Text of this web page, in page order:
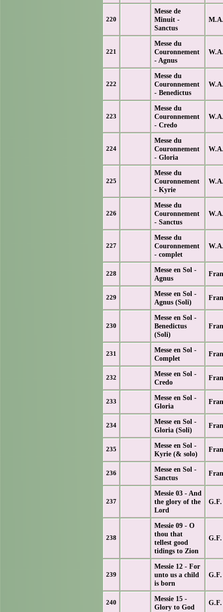
220
Messe de
Minuit -
Sanctus
221
Messe du
Couronnement
- Agnus
222
Messe du
Couronnement
- Benedictus
223
Messe du
Couronnement
- Credo
224
Messe du
Couronnement
- Gloria
225
Messe du
Couronnement
- Kyrie
226
Messe du
Couronnement
- Sanctus
227
Messe du
Couronnement
- complet
228
Messe en Sol -
Agnus
229
Messe en Sol -
Agnus (Soli)
230
Messe en Sol -
Benedictus
(Soli)
231
Messe en Sol -
Complet
232
Messe en Sol -
Credo
233
Messe en Sol -
Gloria
234
Messe en Sol -
Gloria (Soli)
235
Messe en Sol -
Kyrie (& solo)
236
Messe en Sol -
Sanctus
237
Messie 03 - And
the glory of the
Lord
238
Messie 09 - O
thou that
tellest good
tidings to Zion
239
Messie 12 - For
unto us a child
is born
240
Messie 15 -
Glory to God